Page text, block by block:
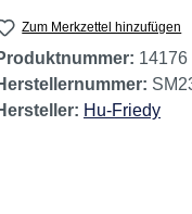
Zum Merkzettel hinzufügen
14176
Hu-Friedy